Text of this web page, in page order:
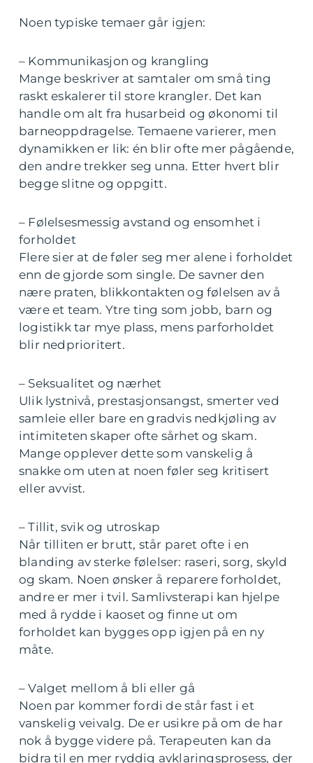
Noen typiske temaer går igjen:
– Kommunikasjon og krangling
Mange beskriver at samtaler om små ting
raskt eskalerer til store krangler. Det kan
handle om alt fra husarbeid og økonomi til
barneoppdragelse. Temaene varierer, men
dynamikken er lik: én blir ofte mer pågående,
den andre trekker seg unna. Etter hvert blir
begge slitne og oppgitt.
– Følelsesmessig avstand og ensomhet i
forholdet
Flere sier at de føler seg mer alene i forholdet
enn de gjorde som single. De savner den
nære praten, blikkontakten og følelsen av å
være et team. Ytre ting som jobb, barn og
logistikk tar mye plass, mens parforholdet
blir nedprioritert.
– Seksualitet og nærhet
Ulik lystnivå, prestasjonsangst, smerter ved
samleie eller bare en gradvis nedkjøling av
intimiteten skaper ofte sårhet og skam.
Mange opplever dette som vanskelig å
snakke om uten at noen føler seg kritisert
eller avvist.
– Tillit, svik og utroskap
Når tilliten er brutt, står paret ofte i en
blanding av sterke følelser: raseri, sorg, skyld
og skam. Noen ønsker å reparere forholdet,
andre er mer i tvil. Samlivsterapi kan hjelpe
med å rydde i kaoset og finne ut om
forholdet kan bygges opp igjen på en ny
måte.
– Valget mellom å bli eller gå
Noen par kommer fordi de står fast i et
vanskelig veivalg. De er usikre på om de har
nok å bygge videre på. Terapeuten kan da
bidra til en mer ryddig avklaringsprosess, der